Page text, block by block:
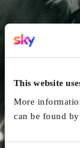
This website
More
can be found